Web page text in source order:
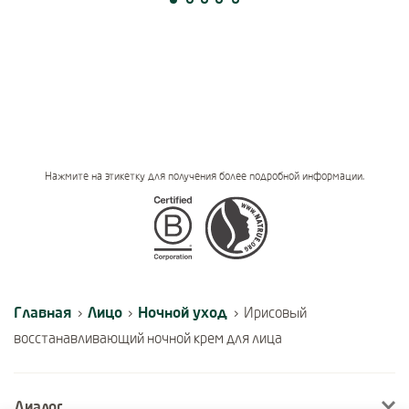
Certifications
Нажмите на этикетку для получения более подробной информации.
Главная › Лицо › Ночной уход › Ирисовый
восстанавливающий ночной крем для лица